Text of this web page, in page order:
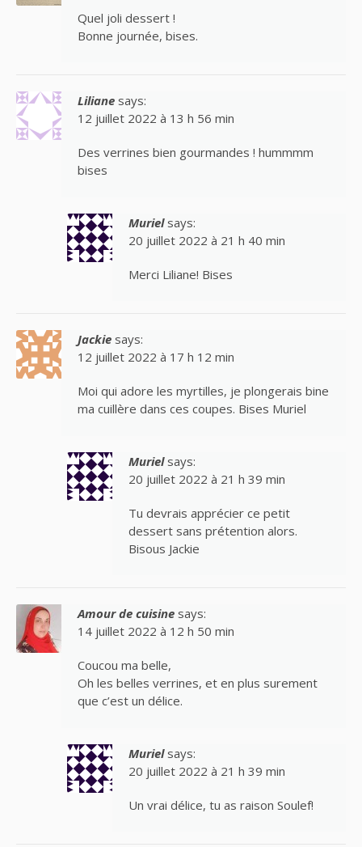
Quel joli dessert !
Bonne journée, bises.
Liliane says:
12 juillet 2022 à 13 h 56 min
Des verrines bien gourmandes ! hummmm
bises
Muriel says:
20 juillet 2022 à 21 h 40 min
Merci Liliane! Bises
Jackie says:
12 juillet 2022 à 17 h 12 min
Moi qui adore les myrtilles, je plongerais bine
ma cuillère dans ces coupes. Bises Muriel
Muriel says:
20 juillet 2022 à 21 h 39 min
Tu devrais apprécier ce petit
dessert sans prétention alors.
Bisous Jackie
Amour de cuisine says:
14 juillet 2022 à 12 h 50 min
Coucou ma belle,
Oh les belles verrines, et en plus surement
que c’est un délice.
Muriel says:
20 juillet 2022 à 21 h 39 min
Un vrai délice, tu as raison Soulef!